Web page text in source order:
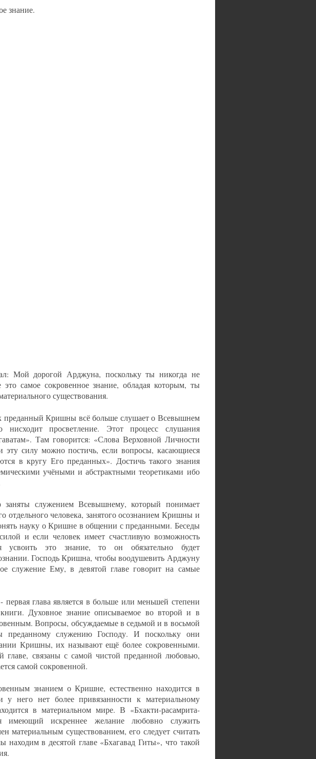
знание.
Мой дорогой Арджуна, поскольку ты никогда не
самое сокровенное знание, обладая которым, ты
существования.
преданный Кришны всё больше слушает о Всевышнем
нисходит просветление. Этот процесс слушания
Там говорится: «Слова Верховной Личности
силу можно постичь, если вопросы, касающиеся
в кругу Его преданных». Достичь такого знания
учёными и абстрактными теоретиками ибо
заняты служением Всевышнему, который понимает
отдельного человека, занятого осознанием Кришны и
науку о Кришне в общении с преданными. Беседы
и если человек имеет счастливую возможность
усвоить это знание, то он обязательно будет
Господь Кришна, чтобы воодушевить Арджуну
служение Ему, в девятой главе говорит на самые
глава является в больше или меньшей степени
Духовное знание описываемое во второй и в
Вопросы, обсуждаемые в седьмой и в восьмой
преданному служению Господу. И поскольку они
Кришны, их называют ещё более сокровенными.
главе, связаны с самой чистой преданной любовью,
самой сокровенной.
знанием о Кришне, естественно находится в
у него нет более привязанности к материальному
в материальном мире. В «Бхакти-расамрита-
имеющий искреннее желание любовно служить
материальным существованием, его следует считать
в десятой главе «Бхагавад Гиты», что такой